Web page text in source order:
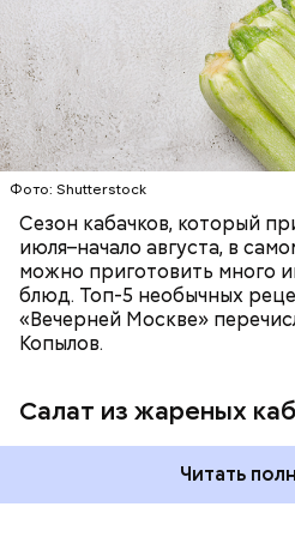
Фото: Shutterstock
Сезон кабачков, который
июля–начало августа, в
можно приготовить много
блюд. Топ-5 необычных
«Вечерней Москве»
Копылов.
Салат из жареных
Читать
ЕДА ОВОЩИ РЕЦЕПТЫ
кремний — укрепляет
ногти и оказывает
Вред дыни
Фото: Shutterstock
А врач-эндокринолог
что существует множество
запеканка. Щавеля там
немного, поэтому никакого
Чем разнообразнее рацион
лучше. Потому что это
возникновения дефицитов
заверил специалист.